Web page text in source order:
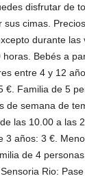
disfrutar de
sus cimas.
durante las
Bebés a
entre 4 y 12
€. Familia de 5
de semana de
las 10.00 a las
3 años: 3 €.
de 4
Rio: